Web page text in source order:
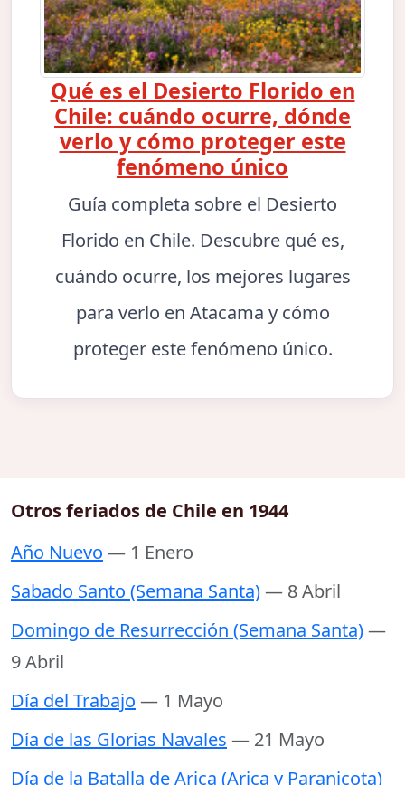
Qué es el Desierto Florido en
Chile: cuándo ocurre, dónde
verlo y cómo proteger este
fenómeno único
Guía completa sobre el Desierto
Florido en Chile. Descubre qué es,
cuándo ocurre, los mejores lugares
para verlo en Atacama y cómo
proteger este fenómeno único.
Otros feriados de Chile en 1944
Año Nuevo — 1 Enero
Sabado Santo (Semana Santa)— 8 Abril
Domingo de Resurrección (Semana Santa)—
9 Abril
Día del Trabajo — 1 Mayo
Día de las Glorias Navales — 21 Mayo
Día de la Batalla de Arica (Arica y Paranicota)